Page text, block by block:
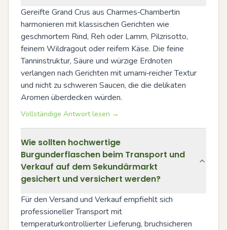
Gereifte Grand Crus aus Charmes‑Chambertin
harmonieren mit klassischen Gerichten wie
geschmortem Rind, Reh oder Lamm, Pilzrisotto,
feinem Wildragout oder reifem Käse. Die feine
Tanninstruktur, Säure und würzige Erdnoten
verlangen nach Gerichten mit umami‑reicher Textur
und nicht zu schweren Saucen, die die delikaten
Aromen überdecken würden.
Vollständige Antwort lesen →
Wie sollten hochwertige
Burgunderflaschen beim Transport und
Verkauf auf dem Sekundärmarkt
gesichert und versichert werden?
Für den Versand und Verkauf empfiehlt sich
professioneller Transport mit
temperaturkontrollierter Lieferung, bruchsicheren